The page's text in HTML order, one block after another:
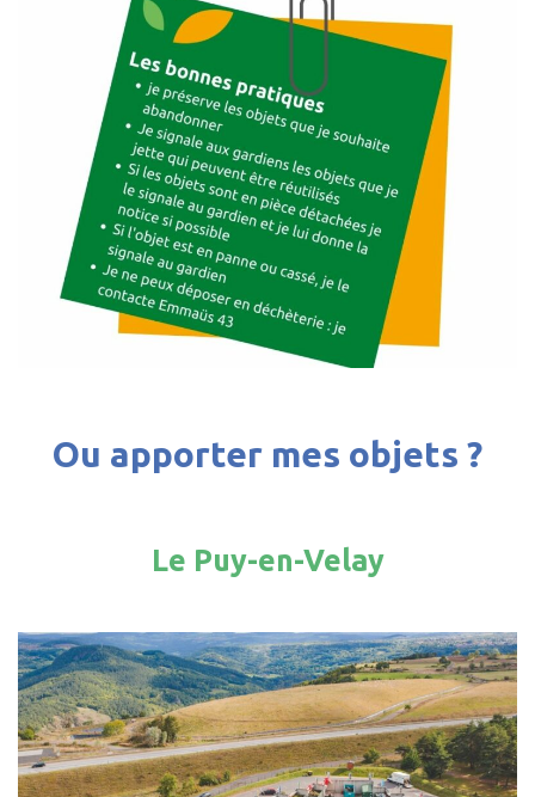
Ou apporter mes objets ?
Le Puy-en-Velay